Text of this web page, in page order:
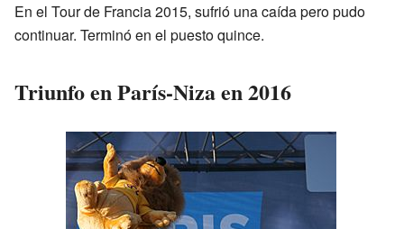
En el Tour de Francia 2015, sufrió una caída pero pudo
continuar. Terminó en el puesto quince.
Triunfo en París-Niza en 2016